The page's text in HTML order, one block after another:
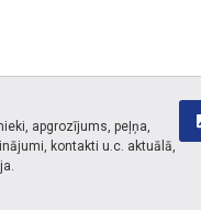
apgrozījums, peļņa,
kontakti u.c. aktuālā,